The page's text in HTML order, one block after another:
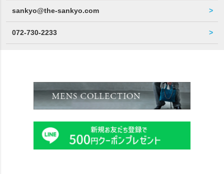
sankyo@the-sankyo.com
072-730-2233